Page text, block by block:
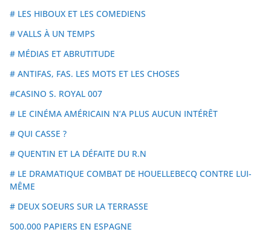
# LES HIBOUX ET LES COMEDIENS
# VALLS À UN TEMPS
# MÉDIAS ET ABRUTITUDE
# ANTIFAS, FAS. LES MOTS ET LES CHOSES
#CASINO S. ROYAL 007
# LE CINÉMA AMÉRICAIN N’A PLUS AUCUN INTÉRÊT
# QUI CASSE ?
# QUENTIN ET LA DÉFAITE DU R.N
# LE DRAMATIQUE COMBAT DE HOUELLEBECQ CONTRE LUI-
MÊME
# DEUX SOEURS SUR LA TERRASSE
500.000 PAPIERS EN ESPAGNE